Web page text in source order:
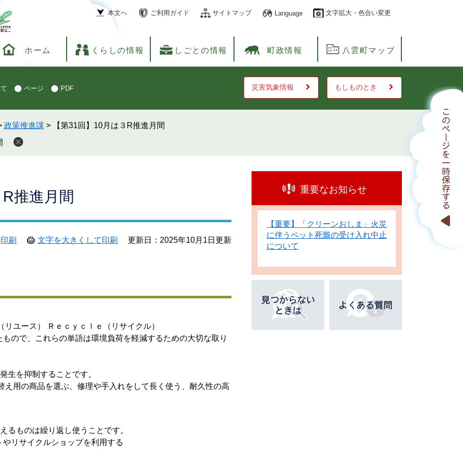
本文へ ご利用ガイド サイトマップ Language 文字拡大・色合い変更
ホーム くらしの情報 しごとの情報 町政情報 八雲町マップ
ページ PDF 災害気象情報 もしものとき
政策推進課 >
【第31回】10月は３R推進月間
推進月間
印刷 文字を大きくして印刷 更新日：2025年10月1日更新
ユース） Ｒｅｃｙｃｌｅ（リサイクル）
ので、これらの単語は環境負荷を軽減するための大切な取り
生を抑制することです。
用の商品を選ぶ、修理や手入れをして長く使う、耐久性の高
ものは繰り返し使うことです。
リサイクルショップを利用する
重要なお知らせ
【重要】「クリーンおしま」火災
に伴うペット死骸の受け入れ中止
について